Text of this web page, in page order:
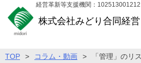
経営革新等支援機関：102513001212
株式会社みどり合同経営
TOP > コラム・動画 > 「管理」のリ